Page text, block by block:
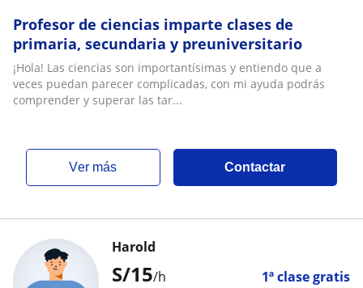
Profesor de ciencias imparte clases de
primaria, secundaria y preuniversitario
¡Hola! Las ciencias son importantísimas y entiendo que a
veces puedan parecer complicadas, con mi ayuda podrás
comprender y superar las tar...
ver más Contactar
S/15/h 1ª clase gratis
Harold